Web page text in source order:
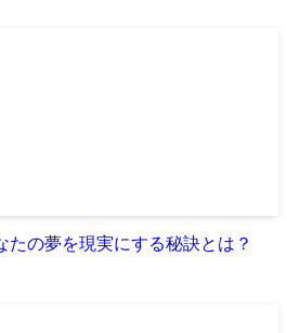
たの夢を現実にする秘訣とは？